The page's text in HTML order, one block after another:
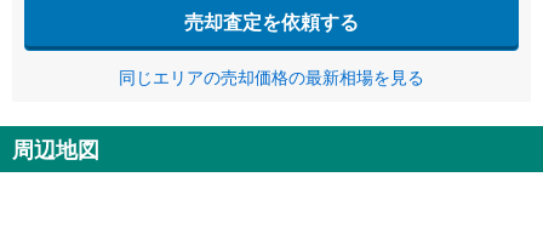
売却査定を依頼する
同じエリアの売却価格の最新相場を見る
周辺地図